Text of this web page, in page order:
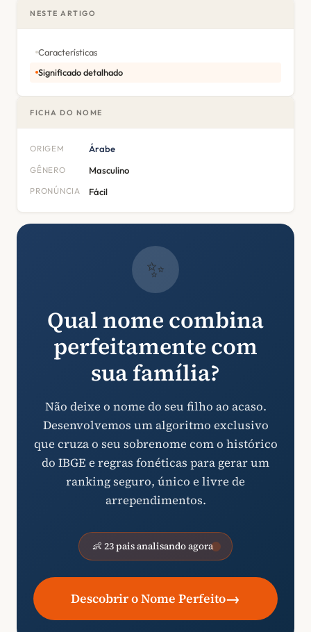
NESTE ARTIGO
Características
Significado detalhado
FICHA DO NOME
ORIGEM Árabe
GÊNERO Masculino
PRONÚNCIA Fácil
✨
Qual nome combina
perfeitamente com
sua família?
Não deixe o nome do seu filho ao acaso.
Desenvolvemos um algoritmo exclusivo
que cruza o seu sobrenome com o histórico
do IBGE e regras fonéticas para gerar um
ranking seguro, único e livre de
arrependimentos.
👶 23 pais analisando agora
Descobrir o Nome Perfeito→